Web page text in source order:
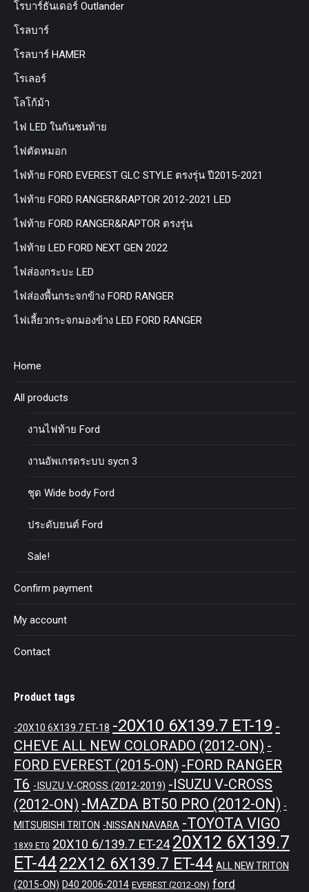
โรบาร์ธันเดอร์ Outlander
โรลบาร์
โรลบาร์ HAMER
โรเลอร์
โลโก้ม้า
ไฟ LED ในกันชนท้าย
ไฟตัดหมอก
ไฟท้าย FORD EVEREST GLC STYLE ตรงรุ่น ปี2015-2021
ไฟท้าย FORD RANGER&RAPTOR 2012-2021 LED
ไฟท้าย FORD RANGER&RAPTOR ตรงรุ่น
ไฟท้าย LED FORD NEXT GEN 2022
ไฟส่องกระบะ LED
ไฟส่องพื้นกระจกข้าง FORD RANGER
ไฟเลี้ยวกระจกมองข้าง LED FORD RANGER
Home
All products
งานไฟท้าย Ford
งานอัพเกรดระบบ sycn 3
ชุด Wide body Ford
ประดับยนต์ Ford
Sale!
Confirm payment
My account
Contact
Product tags
-20X10 6X139.7 ET-18 -20X10 6X139.7 ET-19 -
CHEVE ALL NEW COLORADO (2012-ON) -
FORD EVEREST (2015-ON) -FORD RANGER
T6 -ISUZU V-CROSS (2012-2019) -ISUZU V-CROSS
(2012-ON) -MAZDA BT50 PRO (2012-ON) -
MITSUBISHI TRITON -NISSAN NAVARA -TOYOTA VIGO
18X9 ET0 20X10 6/139.7 ET-24 20X12 6X139.7
ET-4422X12 6X139.7 ET-44 ALL NEW TRITON
(2015-ON) D40 2006-2014 EVEREST (2012-ON) ford